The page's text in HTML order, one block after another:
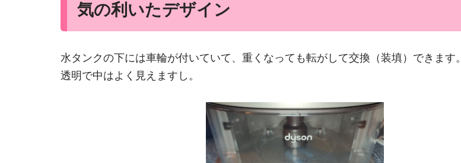
気の利いたデザイン
水タンクの下には車輪が付いていて、重くなっても転がして交換（装填）できます。
透明で中はよく見えますし。